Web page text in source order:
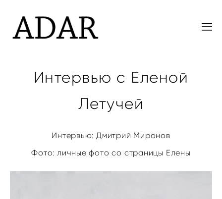
Интервью с Еленой
Летучей
Интервью: Дмитрий Миронов
Фото: личные фото со страницы Елены